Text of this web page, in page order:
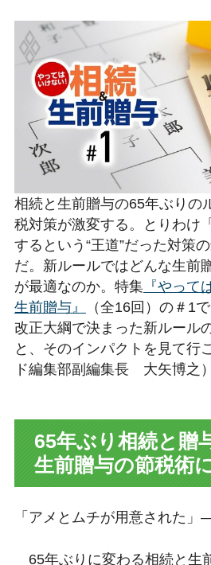
相続と生前贈与の65年ぶりの
税対策が激変する。とりわけ
するという“王道”だった対策
だ。新ルールではどんな生前
が最適なのか。特集『やって
生前贈与』
（全16回）の＃1
改正大綱で決まった新ルール
と、そのインパクトを見て行
ド編集部副編集長 大矢博之）
65年ぶり相続と贈
生前贈与の節税術
「アメとムチが用意された」
65年ぶりに変わる相続と生